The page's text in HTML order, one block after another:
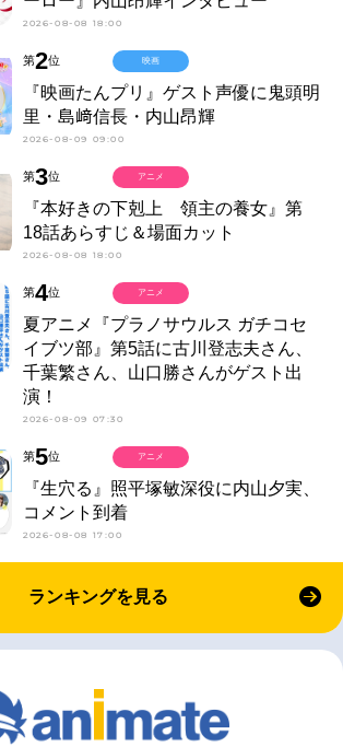
2026-08-08 18:00
第2位
『映画たんプリ』ゲスト声優に鬼頭明
里・島﨑信長・内山昂輝
2026-08-09 09:00
映画
第3位
『本好きの下剋上 領主の養女』第
18話あらすじ＆場面カット
2026-08-08 18:00
アニメ
第4位
夏アニメ『プラノサウルス ガチコセ
イブツ部』第5話に古川登志夫さん、
千葉繁さん、山口勝さんがゲスト出
演！
2026-08-09 07:30
アニメ
第5位
『生穴る』照平塚敏深役に内山夕実、
コメント到着
2026-08-08 17:00
アニメ
ランキングを見る